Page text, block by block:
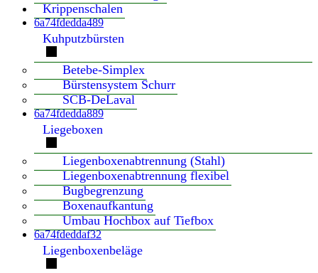
Krippenschalen
6a74fdedda489
Kuhputzbürsten
Betebe-Simplex
Bürstensystem Schurr
SCB-DeLaval
6a74fdedda889
Liegeboxen
Liegenboxenabtrennung (Stahl)
Liegenboxenabtrennung flexibel
Bugbegrenzung
Boxenaufkantung
Umbau Hochbox auf Tiefbox
6a74fdeddaf32
Liegenboxenbeläge